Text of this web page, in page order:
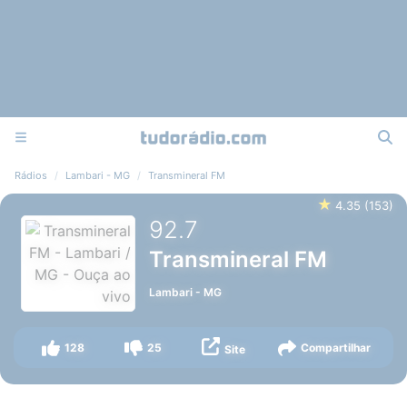
Rádios Lambari - MG Transmineral FM
★ 4.35 (153)
92.7
Transmineral FM
Lambari - MG
128 25 Site Compartilhar